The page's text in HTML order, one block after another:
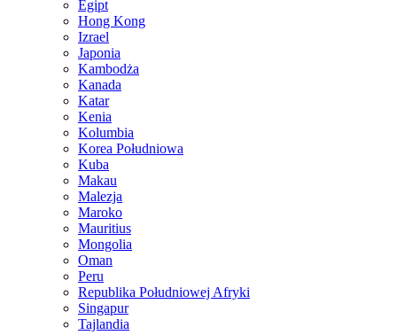
Egipt
Hong Kong
Izrael
Japonia
Kambodża
Kanada
Katar
Kenia
Kolumbia
Korea Południowa
Kuba
Makau
Malezja
Maroko
Mauritius
Mongolia
Oman
Peru
Republika Południowej Afryki
Singapur
Tajlandia